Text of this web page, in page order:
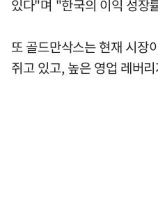
있다"며 "한국의 이익 성장
또 골드만삭스는 현재 시장
쥐고 있고, 높은 영업 레버